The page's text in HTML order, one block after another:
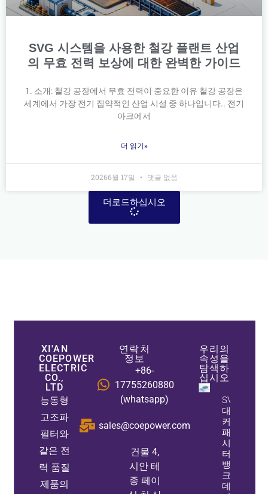
SVG 시스템을 사용한 철강 플랜트 산업
의 무효 전력 보상에 대한 완벽한 가이드
1. 소개: 철강 공장에서 무효 전력이 중요한 이유 철강 공장은
세계에서 가장 전기 집약적인 산업 시설 중 하나입니다.. 전기
아크에서
더 읽기»
20266월 17일 댓글 없음
더로드하십시오
XI'AN
COEPOWER
ELECTRIC
CO.,
LTD
능동형
고조파
필터와
같은 전
력 품질
제품의
연락처
정보
+86-
17755260880
(whatsapp)
sales@coepower.com
건물 4,
시안 테
종 페이
우리의
속성을
탐색하
십시오
SVG
대
커
패
시
터
뱅
크:
데